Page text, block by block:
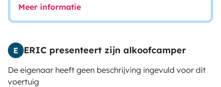
Meer informatie
E ERIC presenteert zijn alkoofcamper
De eigenaar heeft geen beschrijving ingevuld voor dit
voertuig